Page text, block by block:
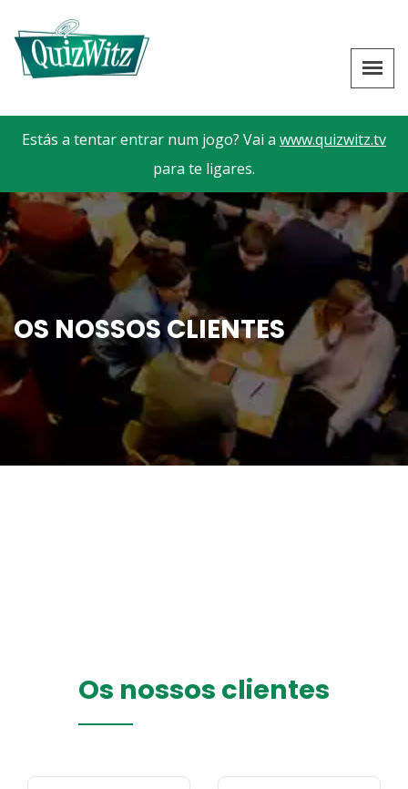
Estás a tentar entrar num jogo? Vai a www.quizwitz.tv
para te ligares.
OS NOSSOS CLIENTES
Os nossos clientes